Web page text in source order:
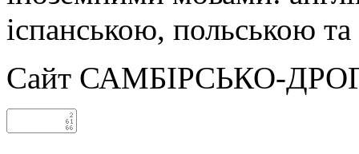
іспанською, польською
Сайт САМБІРСЬКО-